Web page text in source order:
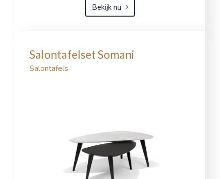
Bekijk nu
Salontafelset Somani
Salontafels